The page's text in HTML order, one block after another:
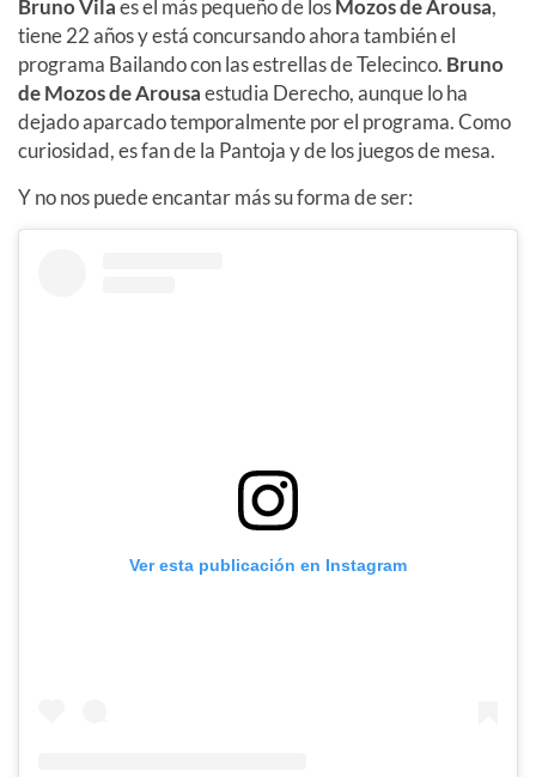
Bruno Vilaes el más pequeño de los Mozos de Arousa,
tiene 22 años y está concursando ahora también el
programa Bailando con las estrellas de Telecinco. Bruno
de Mozos de Arousaestudia Derecho, aunque lo ha
dejado aparcado temporalmente por el programa. Como
curiosidad, es fan de la Pantoja y de los juegos de mesa.
Y no nos puede encantar más su forma de ser:
Ver esta publicación en Instagram